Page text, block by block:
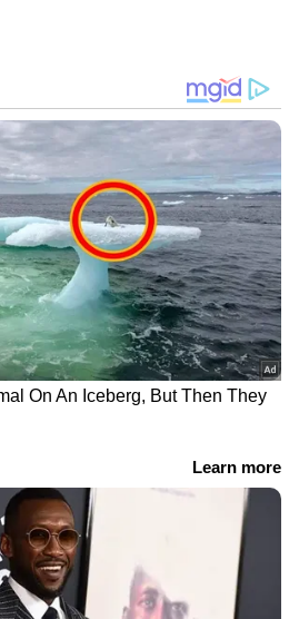
ഇന്ധന ടാങ്ക്
അഗ്നിഗോളമായി
അപകടത്തിന്റെ
കാരണമായത്.
ബസിനെ തീവണ്ടി
ട്രാക്കിലൂടെ മുന്നോട്ട്
ട്രാക്കിന്
കിടന്നിരുന്ന മറ്റ്
തീ അതിവേഗം
അപകടത്തിൽ
യാത്രക്കാർ
മൃതദേഹങ്ങൾ
കഴിയാത്ത വിധം
കൂടാതെ
ഗുരുതരമായി